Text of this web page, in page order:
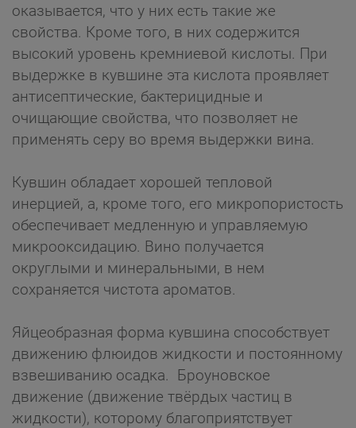
оказывается, что у них есть такие же
свойства. Кроме того, в них содержится
высокий уровень кремниевой кислоты. При
выдержке в кувшине эта кислота проявляет
антисептические, бактерицидные и
очищающие свойства, что позволяет не
применять серу во время выдержки вина.
Кувшин обладает хорошей тепловой
инерцией, а, кроме того, его микропористость
обеспечивает медленную и управляемую
микрооксидацию. Вино получается
округлыми и минеральными, в нем
сохраняется чистота ароматов.
Яйцеобразная форма кувшина способствует
движению флюидов жидкости и постоянному
взвешиванию осадка. Броуновское
движение (движение твёрдых частиц в
жидкости), которому благоприятствует